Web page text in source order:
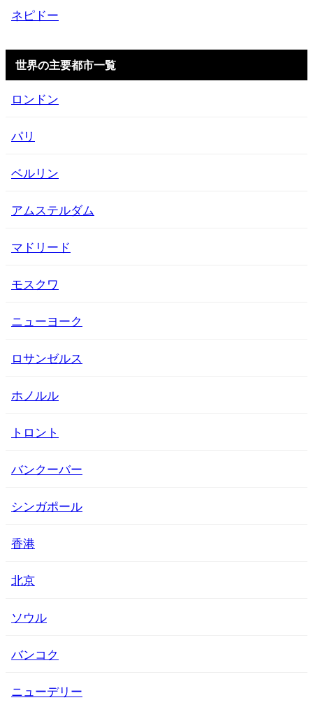
ネピドー
世界の主要都市一覧
ロンドン
パリ
ベルリン
アムステルダム
マドリード
モスクワ
ニューヨーク
ロサンゼルス
ホノルル
トロント
バンクーバー
シンガポール
香港
北京
ソウル
バンコク
ニューデリー